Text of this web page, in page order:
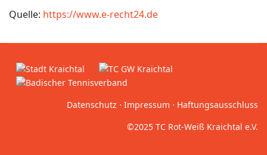
Quelle: https://www.e-recht24.de
Datenschutz ⋅ Impressum ⋅ Haftungsausschluss
©2025 TC Rot-Weiß Kraichtal e.V.